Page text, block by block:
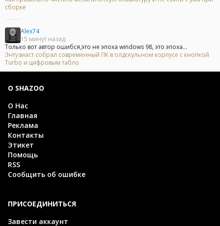
сборке
Alex74
15 минут назад
Только вот автор ошибся,это не эпоха windows 98, это эпоха...
Энтузиаст собрал современный ПК в олдскульном корпусе с кнопкой
Turbo и цифровым табло
О SHAZOO
О Нас
Главная
Реклама
Контакты
Этикет
Помощь
RSS
Сообщить об ошибке
ПРИСОЕДИНИТЬСЯ
Завести аккаунт